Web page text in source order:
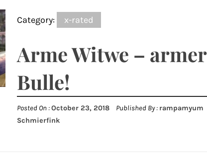
Category: x-rated
Arme Witwe – armer
Bulle!
Posted On :October 23, 2018 Published By : rampamyum
Schmierfink